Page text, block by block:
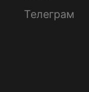
Телеграм